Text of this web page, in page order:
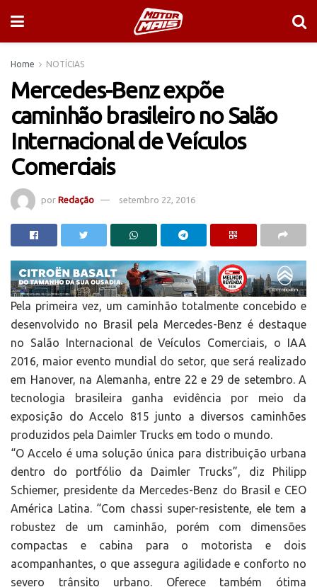
Home NOTÍCIAS
Mercedes-Benz expõe
caminhão brasileiro no Salão
Internacional de Veículos
Comerciais
por Redação setembro 22, 2016
Pela primeira vez, um caminhão totalmente concebido e
desenvolvido no Brasil pela Mercedes-Benz é destaque
no Salão Internacional de Veículos Comerciais, o IAA
2016, maior evento mundial do setor, que será realizado
em Hanover, na Alemanha, entre 22 e 29 de setembro. A
tecnologia brasileira ganha evidência por meio da
exposição do Accelo 815 junto a diversos caminhões
produzidos pela Daimler Trucks em todo o mundo.
“O Accelo é uma solução única para distribuição urbana
dentro do portfólio da Daimler Trucks”, diz Philipp
Schiemer, presidente da Mercedes-Benz do Brasil e CEO
América Latina. “Com chassi super-resistente, ele tem a
robustez de um caminhão, porém com dimensões
compactas e cabina para o motorista e dois
acompanhantes, o que assegura agilidade e conforto no
severo trânsito urbano. Oferece também ótima